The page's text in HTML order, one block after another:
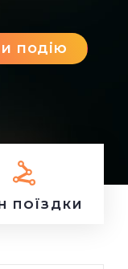
подію
ПОЇЗДКИ